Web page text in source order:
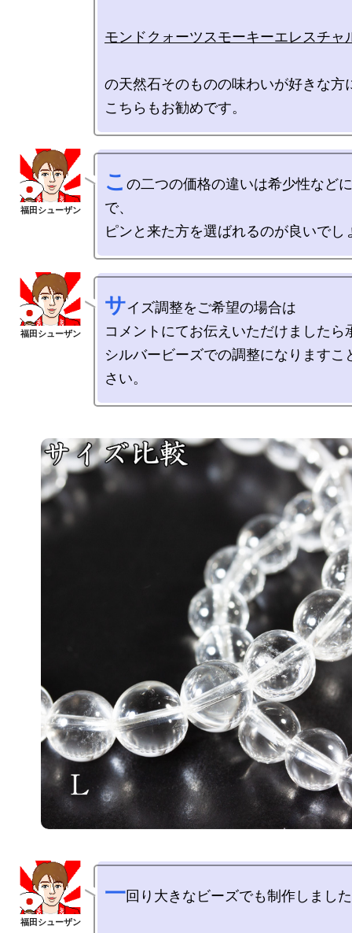
モンドクォーツスモーキーエレスチャ
の天然石そのものの味わいが好きな方
こ の二つの価格の違いは希少性など
で、
サイズ調整をご希望の場合は
コメントにてお伝えいただけましたら
シルバービーズでの調整になりますこ
一回り大きなビーズでも制作しまし